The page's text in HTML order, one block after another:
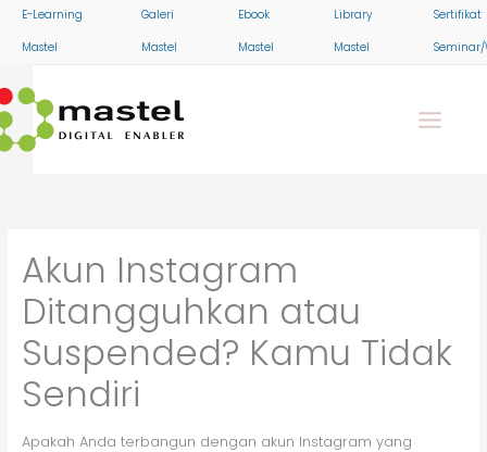
SkipE-Learning
Mastel
Galeri
Mastel
Ebook
Mastel
Library
Mastel
Sertifikat
Akun Instagram
Ditangguhkan atau
Suspended? Kamu Tidak
Sendiri
Apakah Anda terbangun dengan akun Instagram yang